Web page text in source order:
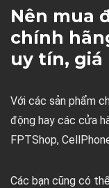
Nên mua
chính
uy tín, giá
Với các sản phẩm
động hay các cửa
FPTShop,
Các bạn cũng có